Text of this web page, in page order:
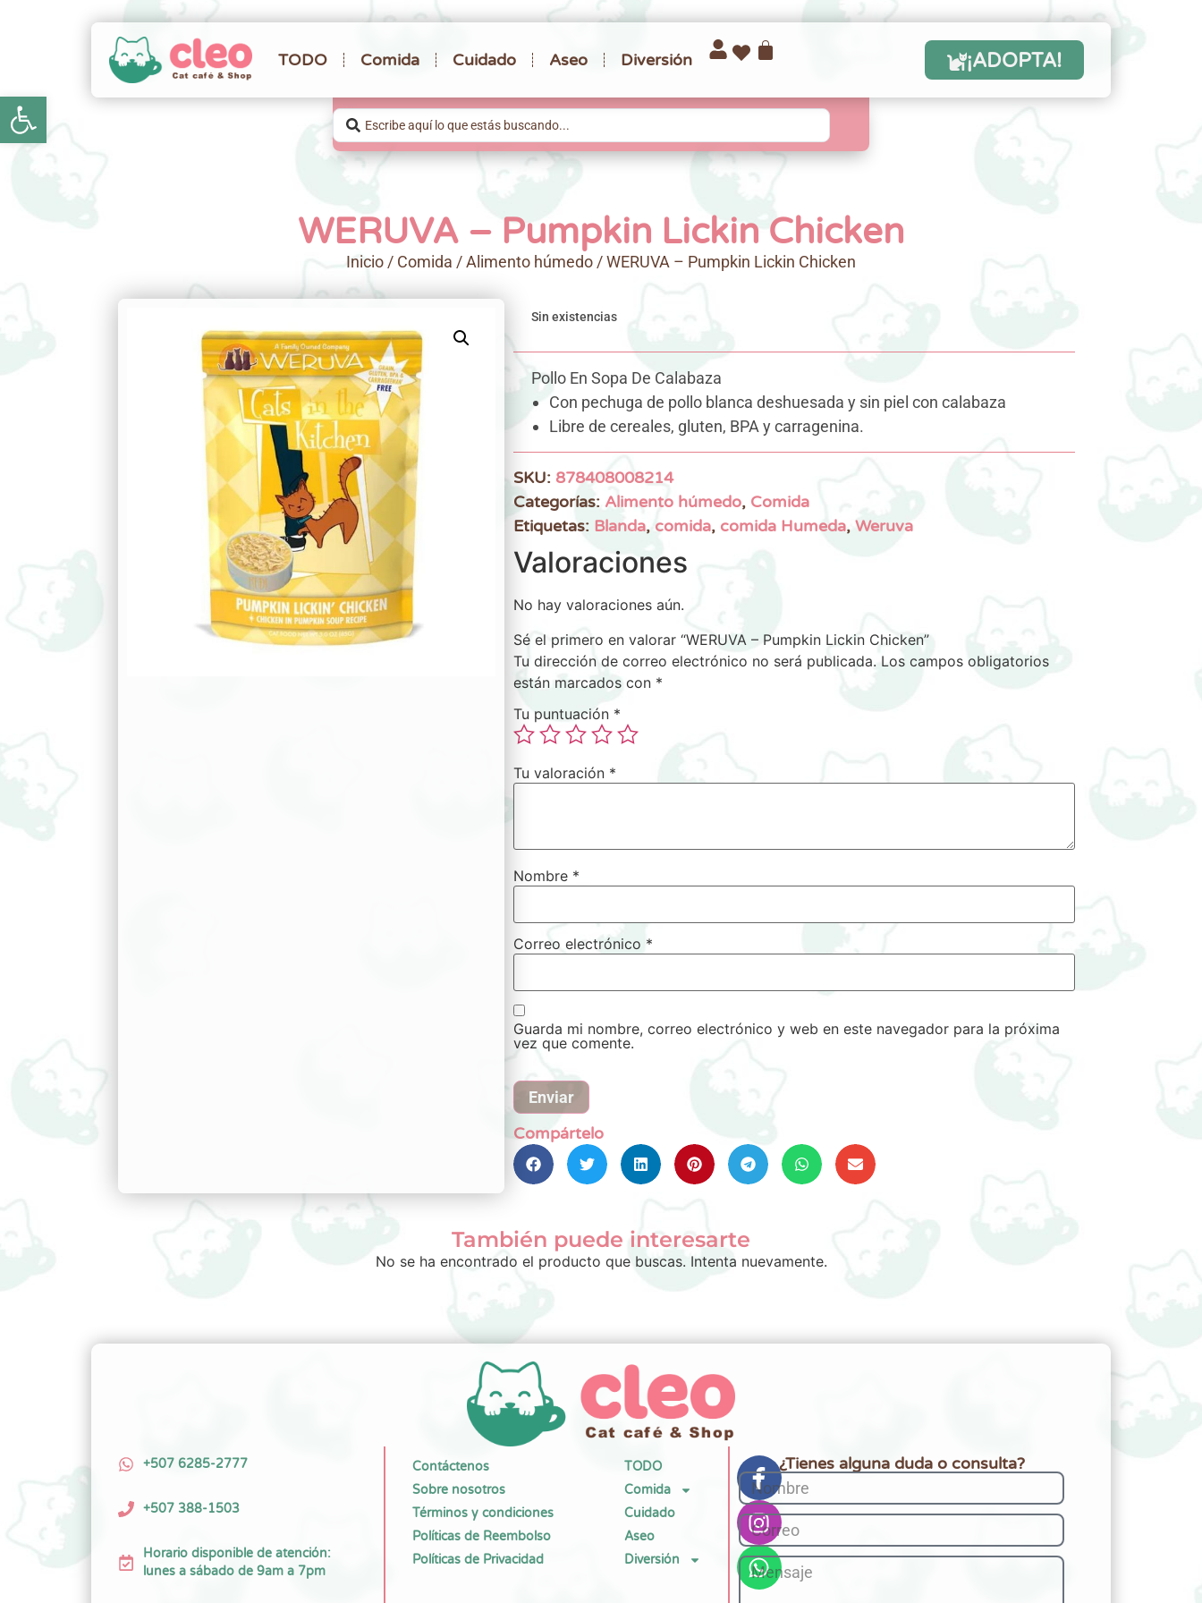
Abrir barra de herramientas
TODO Comida Cuidado Aseo Diversión ¡ADOPTA!
WERUVA – Pumpkin Lickin Chicken
Inicio / Comida /Alimento húmedo / WERUVA – Pumpkin Lickin Chicken
Sin existencias
Pollo En Sopa De Calabaza
Con pechuga de pollo blanca deshuesada y sin piel con calabaza
Libre de cereales, gluten, BPA y carragenina.
SKU: 878408008214
Categorías: Alimento húmedo, Comida
Etiquetas: Blanda, comida, comida Humeda, Weruva
Valoraciones
No hay valoraciones aún.
Sé el primero en valorar “WERUVA – Pumpkin Lickin Chicken”
Tu dirección de correo electrónico no será publicada. Los campos obligatorios
están marcados con *
Tu puntuación *
Tu valoración *
Nombre *
Correo electrónico *
Guarda mi nombre, correo electrónico y web en este navegador para la próxima
vez que comente.
Compártelo
También puede interesarte
No se ha encontrado el producto que buscas. Intenta nuevamente.
+507 6285-2777
+507 388-1503
Horario disponible de atención:
lunes a sábado de 9am a 7pm
Contáctenos
Sobre nosotros
Términos y condiciones
Políticas de Reembolso
Políticas de Privacidad
TODO
Comida
Cuidado
Aseo
Diversión
¿Tienes alguna duda o consulta?